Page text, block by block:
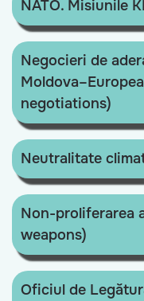
NATO. Misiunile
Negocieri de
negotiations)
Neutralitate
Non-proliferarea
weapons)
Oficiul de